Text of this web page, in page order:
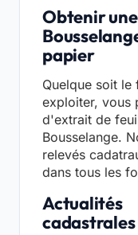
Obtenir
papier
Quelque soit le
exploiter, vous
d'extrait de
Bousselange.
relevés
dans tous les
Actualités
cadastrales